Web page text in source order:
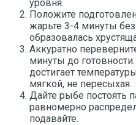
уровня.
Положите
жарьте 3-4 минуты
образовалась
Аккуратно
минуты до
достигает
мягкой, не пересыхая.
Дайте рыбе постоять
равномерно
подавайте.